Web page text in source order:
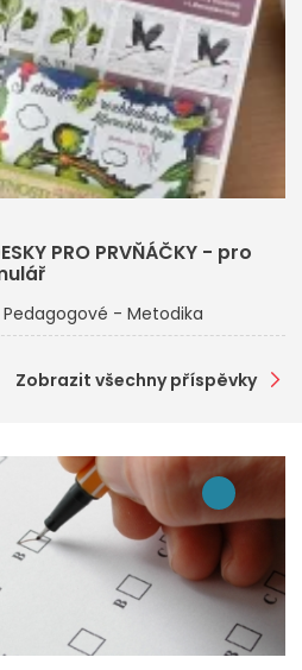
PRO PRVŇÁČKY - pro
Pedagogové - Metodika
Zobrazit všechny příspěvky